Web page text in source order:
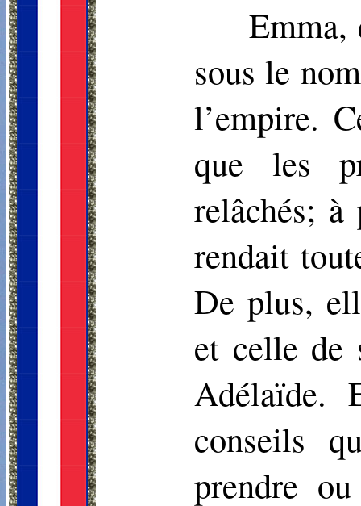
Emma,
sous le
l’empire.
que les
relâchés;
rendait
De plus,
et celle de
conseils
prendre